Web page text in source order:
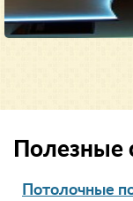
Полезные
Потолочные